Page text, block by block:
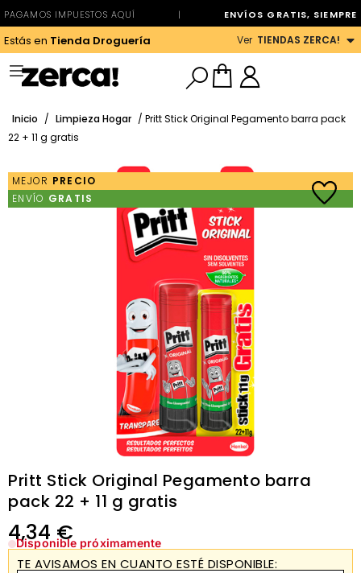
PAGAMOS IMPUESTOS AQUÍ | ENVÍOS GRATIS, SIEMPRE
Estás en Tienda Droguería Ver TIENDAS ZERCA!
Inicio / Limpieza Hogar / Pritt Stick Original Pegamento barra pack
22 + 11 g gratis
MEJOR PRECIO
ENVÍO GRATIS
Pritt Stick Original Pegamento barra
pack 22 + 11 g gratis
4,34 €
Disponible próximamente
TE AVISAMOS EN CUANTO ESTÉ DISPONIBLE: